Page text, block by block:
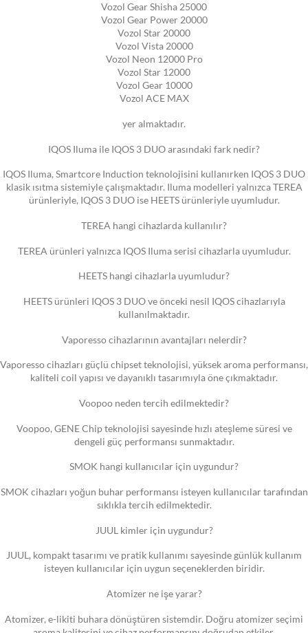
Vozol Gear Shisha 25000
Vozol Gear Power 20000
Vozol Star 20000
Vozol Vista 20000
Vozol Neon 12000 Pro
Vozol Star 12000
Vozol Gear 10000
Vozol ACE MAX
yer almaktadır.
IQOS Iluma ile IQOS 3 DUO arasındaki fark nedir?
IQOS Iluma, Smartcore Induction teknolojisini kullanırken IQOS 3 DUO
klasik ısıtma sistemiyle çalışmaktadır. Iluma modelleri yalnızca TEREA
ürünleriyle, IQOS 3 DUO ise HEETS ürünleriyle uyumludur.
TEREA hangi cihazlarda kullanılır?
TEREA ürünleri yalnızca IQOS Iluma serisi cihazlarla uyumludur.
HEETS hangi cihazlarla uyumludur?
HEETS ürünleri IQOS 3 DUO ve önceki nesil IQOS cihazlarıyla
kullanılmaktadır.
Vaporesso cihazlarının avantajları nelerdir?
Vaporesso cihazları güçlü chipset teknolojisi, yüksek aroma performansı,
kaliteli coil yapısı ve dayanıklı tasarımıyla öne çıkmaktadır.
Voopoo neden tercih edilmektedir?
Voopoo, GENE Chip teknolojisi sayesinde hızlı ateşleme süresi ve
dengeli güç performansı sunmaktadır.
SMOK hangi kullanıcılar için uygundur?
SMOK cihazları yoğun buhar performansı isteyen kullanıcılar tarafından
sıklıkla tercih edilmektedir.
JUUL kimler için uygundur?
JUUL, kompakt tasarımı ve pratik kullanımı sayesinde günlük kullanım
isteyen kullanıcılar için uygun seçeneklerden biridir.
Atomizer ne işe yarar?
Atomizer, e-likiti buhara dönüştüren sistemdir. Doğru atomizer seçimi